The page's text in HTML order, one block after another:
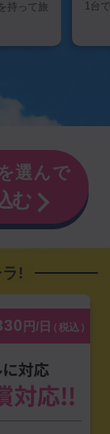
持って旅
1台
選んで
む
!
円/日（税込）